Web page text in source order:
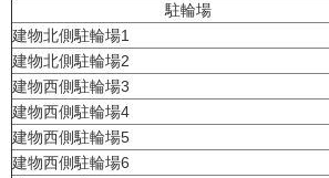
駐輪場
建物北側駐輪場1
建物北側駐輪場2
建物西側駐輪場3
建物西側駐輪場4
建物西側駐輪場5
建物西側駐輪場6